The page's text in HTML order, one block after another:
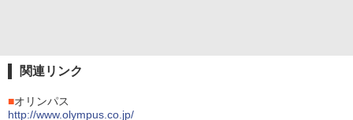
関連リンク
■オリンパス
http://www.olympus.co.jp/